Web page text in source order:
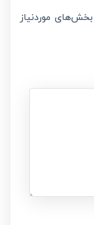
بخش‌های موردنیاز